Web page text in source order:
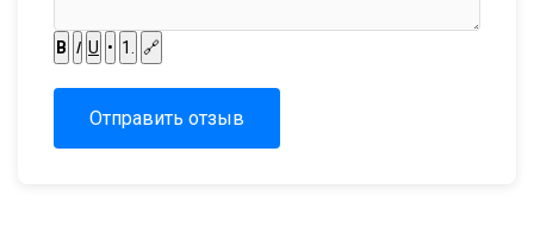
B I U • 1. 🔗
Отправить отзыв